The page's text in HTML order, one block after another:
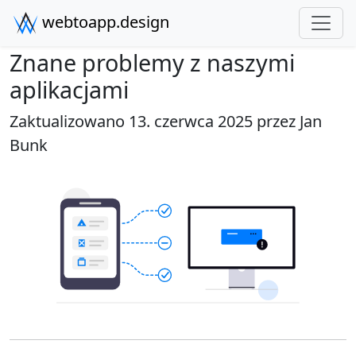
webtoapp.design
Znane problemy z naszymi
aplikacjami
Zaktualizowano 13. czerwca 2025 przez Jan
Bunk